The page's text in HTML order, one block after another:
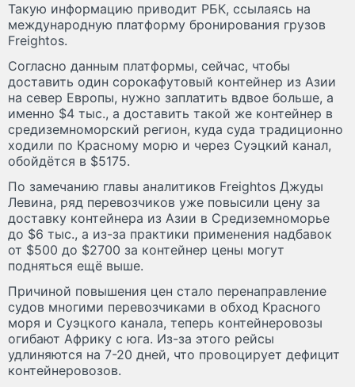
Такую информацию приводит РБК, ссылаясь на
международную платформу бронирования грузов
Freightos.
Согласно данным платформы, сейчас, чтобы
доставить один сорокафутовый контейнер из Азии
на север Европы, нужно заплатить вдвое больше, а
именно $4 тыс., а доставить такой же контейнер в
средиземноморский регион, куда суда традиционно
ходили по Красному морю и через Суэцкий канал,
обойдётся в $5175.
По замечанию главы аналитиков Freightos Джуды
Левина, ряд перевозчиков уже повысили цену за
доставку контейнера из Азии в Средиземноморье
до $6 тыс., а из-за практики применения надбавок
от $500 до $2700 за контейнер цены могут
подняться ещё выше.
Причиной повышения цен стало перенаправление
судов многими перевозчиками в обход Красного
моря и Суэцкого канала, теперь контейнеровозы
огибают Африку с юга. Из-за этого рейсы
удлиняются на 7-20 дней, что провоцирует дефицит
контейнеровозов.